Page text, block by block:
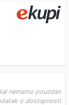
nemamo pouzdan
o dostupnosti